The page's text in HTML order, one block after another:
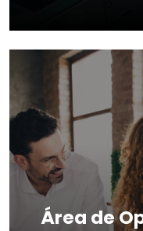
Área de